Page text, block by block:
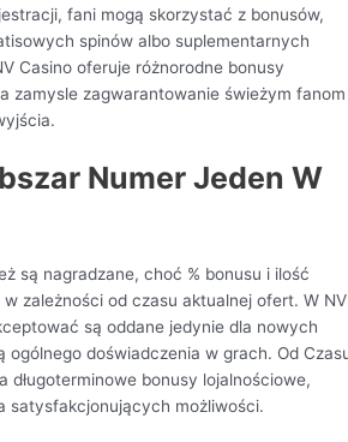
fani mogą skorzystać z bonusów,
spinów albo suplementarnych
Casino oferuje różnorodne bonusy
zamysle zagwarantowanie świeżym fanom
Numer Jeden W
są nagradzane, choć % bonusu i ilość
zależności od czasu aktualnej ofert. W NV
są oddane jedynie dla nowych
ogólnego doświadczenia w grach. Od
długoterminowe bonusy lojalnościowe,
satysfakcjonujących możliwości.